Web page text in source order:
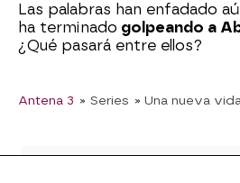
Las palabras han enfadado
ha terminado golpeando a
¿Qué pasará entre ellos?
Antena 3 » Series » Una nueva